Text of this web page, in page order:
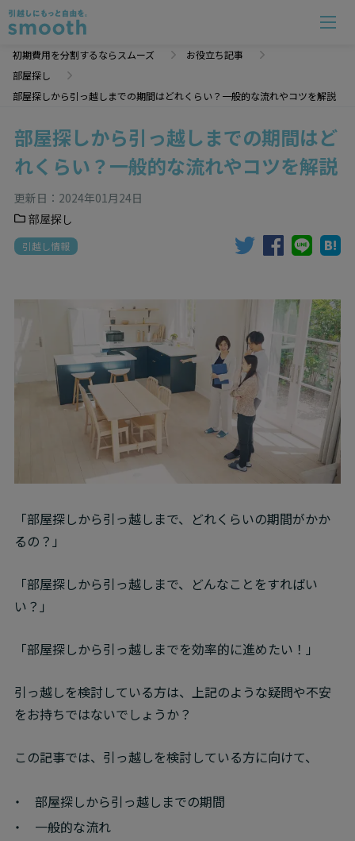
初期費用を分割するならスムーズ
お役立ち記事
部屋探し
部屋探しから引っ越しまでの期間はどれくらい？一般的な流れやコツを解説
部屋探しから引っ越しまでの期間はど
れくらい？一般的な流れやコツを解説
更新日： 2024年01月24日
部屋探し
引越し情報
「部屋探しから引っ越しまで、どれくらいの期間がかか
るの？」
「部屋探しから引っ越しまで、どんなことをすればい
い？」
「部屋探しから引っ越しまでを効率的に進めたい！」
引っ越しを検討している方は、上記のような疑問や不安
をお持ちではないでしょうか？
この記事では、引っ越しを検討している方に向けて、
部屋探しから引っ越しまでの期間
一般的な流れ